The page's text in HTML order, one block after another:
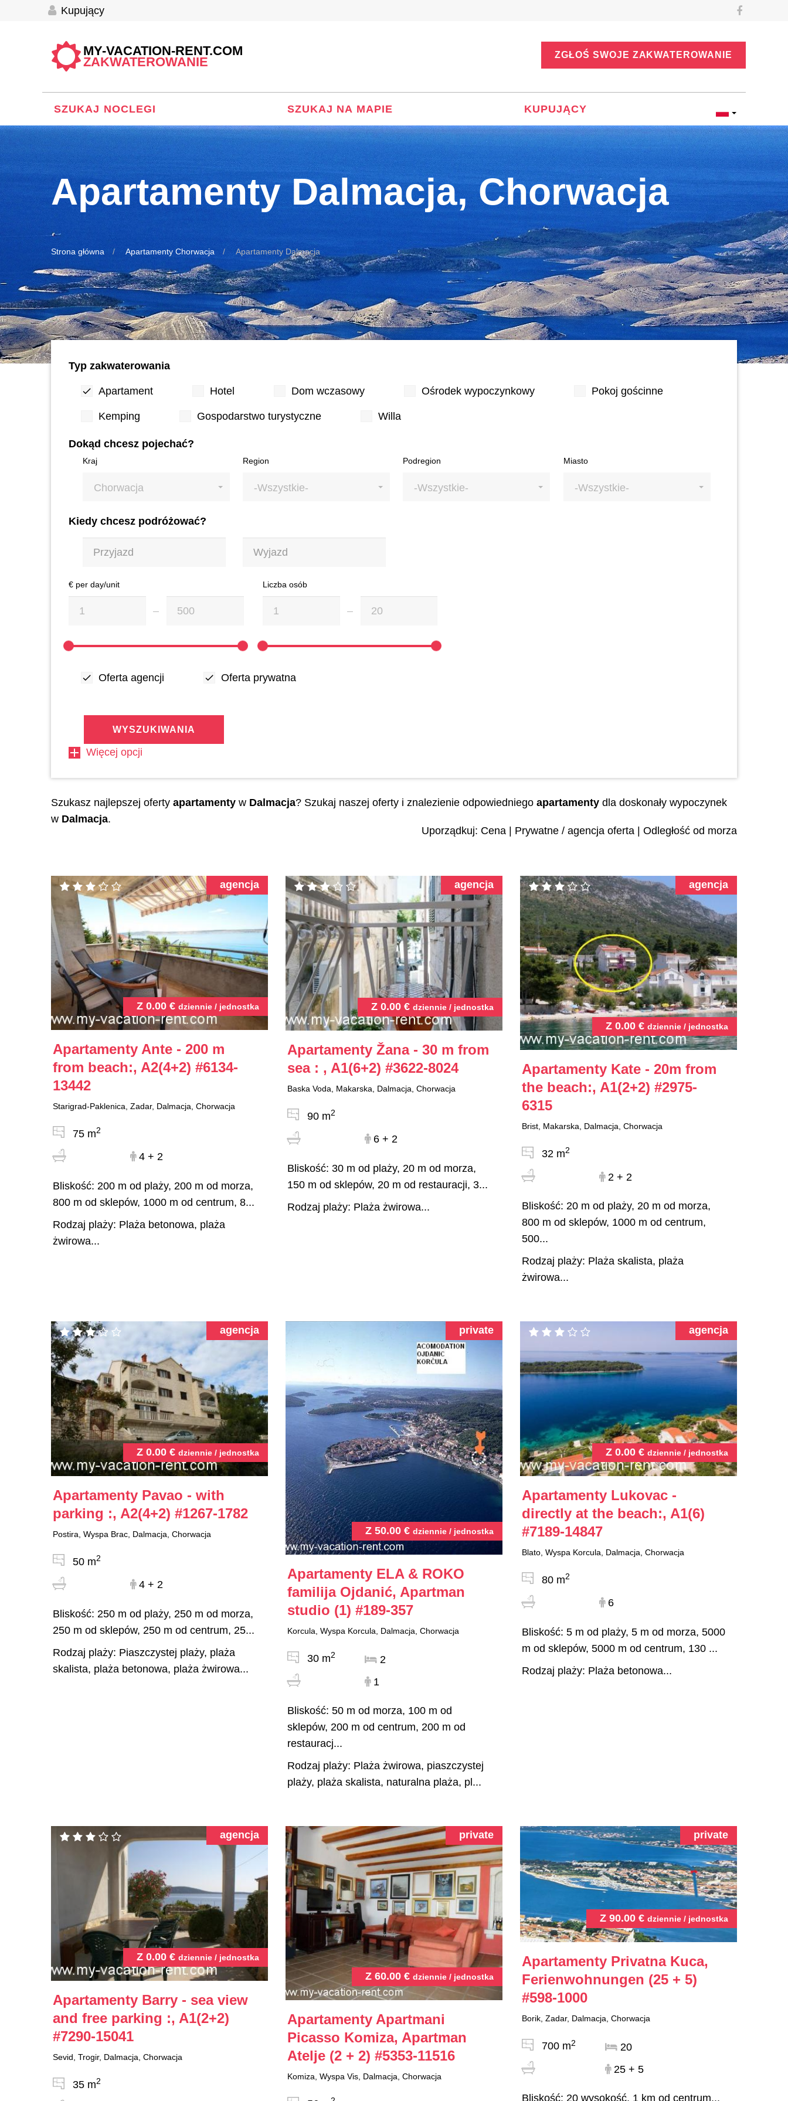
Kupujący
MY-VACATION-RENT.COM
ZAKWATEROWANIE ZGŁOŚ SWOJE ZAKWATEROWANIE
SZUKAJ NOCLEGI SZUKAJ NA MAPIE KUPUJĄCY
Apartamenty Dalmacja, Chorwacja
Strona główna Apartamenty Chorwacja Apartamenty Dalmacja
Typ zakwaterowania
Apartament Hotel Dom wczasowy Ośrodek wypoczynkowy Pokoj gościnne
Kemping Gospodarstwo turystyczne Willa
Dokąd chcesz pojechać?
Kraj
Chorwacja
Region
-Wszystkie-
Podregion
-Wszystkie-
Miasto
-Wszystkie-
Kiedy chcesz podróżować?
€ per day/unit Liczba osób
Oferta agencji Oferta prywatna
WYSZUKIWANIA
Więcej opcji
Szukasz najlepszej oferty apartamenty w Dalmacja? Szukaj naszej oferty i znalezienie odpowiedniego apartamenty dla doskonały wypoczynek
w Dalmacja.
Uporządkuj: Cena Prywatne / agencja oferta Odległość od morza
Z 0.00€ dziennie / jednostka
agencja
Apartamenty Ante - 200 m
from beach:, A2(4+2) #6134-
13442
Starigrad-Paklenica, Zadar, Dalmacja, Chorwacja
75 m2
4 + 2
Bliskość: 200 m od plaży, 200 m od morza,
800 m od sklepów, 1000 m od centrum, 8...
Rodzaj plaży: Plaża betonowa, plaża
żwirowa...
Z 0.00€ dziennie / jednostka
agencja
Apartamenty Žana - 30 m from
sea : , A1(6+2) #3622-8024
Baska Voda, Makarska, Dalmacja, Chorwacja
90 m2
6 + 2
Bliskość: 30 m od plaży, 20 m od morza,
150 m od sklepów, 20 m od restauracji, 3...
Rodzaj plaży: Plaża żwirowa...
Z 0.00€ dziennie / jednostka
agencja
Apartamenty Kate - 20m from
the beach:, A1(2+2) #2975-
6315
Brist, Makarska, Dalmacja, Chorwacja
32 m2
2 + 2
Bliskość: 20 m od plaży, 20 m od morza,
800 m od sklepów, 1000 m od centrum,
500...
Rodzaj plaży: Plaża skalista, plaża
żwirowa...
Z 0.00€ dziennie / jednostka
agencja
Apartamenty Pavao - with
parking :, A2(4+2) #1267-1782
Postira, Wyspa Brac, Dalmacja, Chorwacja
50 m2
4 + 2
Bliskość: 250 m od plaży, 250 m od morza,
250 m od sklepów, 250 m od centrum, 25...
Rodzaj plaży: Piaszczystej plaży, plaża
skalista, plaża betonowa, plaża żwirowa...
Z 50.00€ dziennie / jednostka
private
Apartamenty ELA & ROKO
familija Ojdanić, Apartman
studio (1) #189-357
Korcula, Wyspa Korcula, Dalmacja, Chorwacja
30 m2
2
1
Bliskość: 50 m od morza, 100 m od
sklepów, 200 m od centrum, 200 m od
restauracj...
Rodzaj plaży: Plaża żwirowa, piaszczystej
plaży, plaża skalista, naturalna plaża, pl...
Z 0.00€ dziennie / jednostka
agencja
Apartamenty Lukovac -
directly at the beach:, A1(6)
#7189-14847
Blato, Wyspa Korcula, Dalmacja, Chorwacja
80 m2
6
Bliskość: 5 m od plaży, 5 m od morza, 5000
m od sklepów, 5000 m od centrum, 130 ...
Rodzaj plaży: Plaża betonowa...
Z 0.00€ dziennie / jednostka
agencja
Apartamenty Barry - sea view
and free parking :, A1(2+2)
#7290-15041
Sevid, Trogir, Dalmacja, Chorwacja
35 m2
Z 60.00€ dziennie / jednostka
private
Apartamenty Apartmani
Picasso Komiza, Apartman
Atelje (2 + 2) #5353-11516
Komiza, Wyspa Vis, Dalmacja, Chorwacja
Z 90.00€ dziennie / jednostka
private
Apartamenty Privatna Kuca,
Ferienwohnungen (25 + 5)
#598-1000
Borik, Zadar, Dalmacja, Chorwacja
700 m2
20
25 + 5
Bliskość: 20 wysokość, 1 km od centrum...